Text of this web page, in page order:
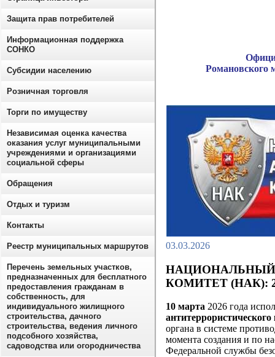
Романовского
03.03.2026
НАЦИОНАЛЬНЫЙ
КОМИТЕТ (НАК):
10 марта 2026 года
органа в системе
момента создания и по
Федеральной службы
Защита прав потребителей
Информационная поддержка
СОНКО
Субсидии населению
Розничная торговля
Торги по имуществу
Независимая оценка качества
оказания услуг муниципальными
учреждениями и организациями
социальной сферы
Обращения
Отдых и туризм
Контакты
Реестр муниципальных маршрутов
Перечень земельных участков,
предназначенных для бесплатного
предоставления гражданам в
собственность, для
индивидуального жилищного
строительства, дачного
строительства, ведения личного
подсобного хозяйства,
садоводства или огородничества